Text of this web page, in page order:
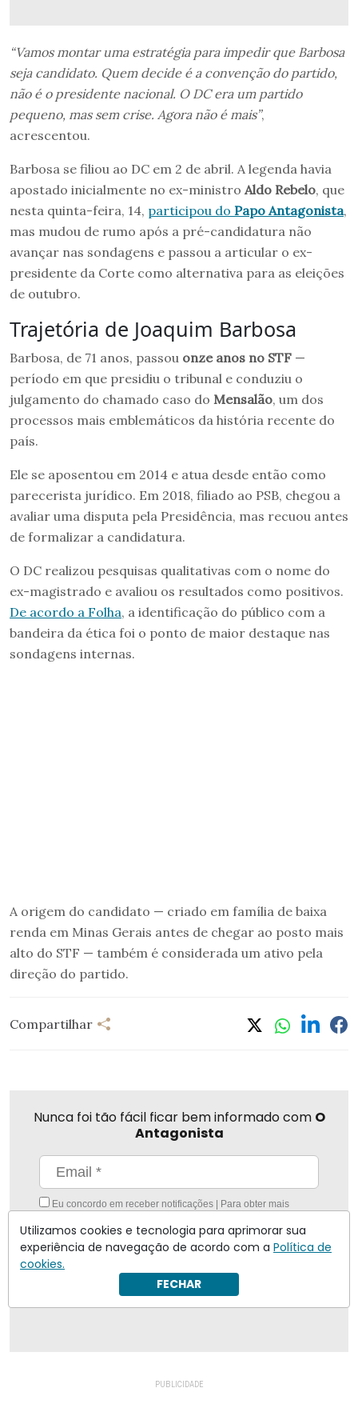
“Vamos montar uma estratégia para impedir que Barbosa
seja candidato. Quem decide é a convenção do partido,
não é o presidente nacional. O DC era um partido
pequeno, mas sem crise. Agora não é mais”,
acrescentou.
Barbosa se filiou ao DC em 2 de abril. A legenda havia
apostado inicialmente no ex-ministro Aldo Rebelo, que
nesta quinta-feira, 14, participou do Papo Antagonista,
mas mudou de rumo após a pré-candidatura não
avançar nas sondagens e passou a articular o ex-
presidente da Corte como alternativa para as eleições
de outubro.
Trajetória de Joaquim Barbosa
Barbosa, de 71 anos, passou onze anos no STF —
período em que presidiu o tribunal e conduziu o
julgamento do chamado caso do Mensalão, um dos
processos mais emblemáticos da história recente do
país.
Ele se aposentou em 2014 e atua desde então como
parecerista jurídico. Em 2018, filiado ao PSB, chegou a
avaliar uma disputa pela Presidência, mas recuou antes
de formalizar a candidatura.
O DC realizou pesquisas qualitativas com o nome do
ex-magistrado e avaliou os resultados como positivos.
De acordo a Folha, a identificação do público com a
bandeira da ética foi o ponto de maior destaque nas
sondagens internas.
A origem do candidato — criado em família de baixa
renda em Minas Gerais antes de chegar ao posto mais
alto do STF — também é considerada um ativo pela
direção do partido.
Compartilhar
Nunca foi tão fácil ficar bem informado com O
Antagonista
Eu concordo em receber notificações | Para obter mais
Enviar
Utilizamos cookies e tecnologia para aprimorar sua
experiência de navegação de acordo com a Política de
cookies.
FECHAR